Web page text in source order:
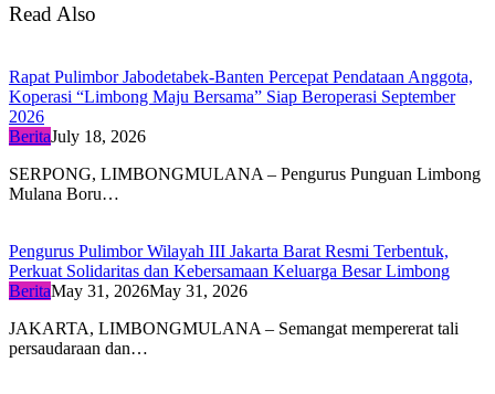
Read Also
Rapat Pulimbor Jabodetabek-Banten Percepat Pendataan Anggota,
Koperasi “Limbong Maju Bersama” Siap Beroperasi September
2026
BeritaJuly 18, 2026
SERPONG, LIMBONGMULANA – Pengurus Punguan Limbong
Mulana Boru…
Pengurus Pulimbor Wilayah III Jakarta Barat Resmi Terbentuk,
Perkuat Solidaritas dan Kebersamaan Keluarga Besar Limbong
BeritaMay 31, 2026May 31, 2026
JAKARTA, LIMBONGMULANA – Semangat mempererat tali
persaudaraan dan…